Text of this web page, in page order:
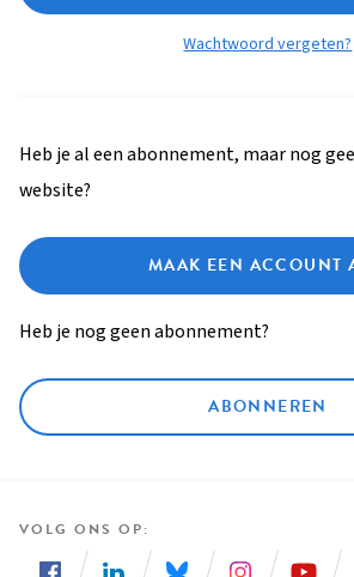
Wachtwoord vergeten?
Heb je al een abonnement, maar nog
website?
MAAK EEN ACCOUNT
Heb je nog geen abonnement?
ABONNEREN
VOLG ONS OP